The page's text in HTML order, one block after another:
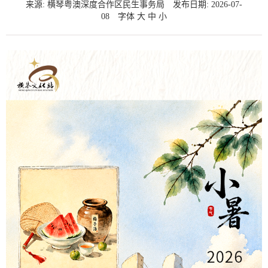
来源: 横琴粤澳深度合作区民生事务局
发布日期: 2026-07-
08
字体 大 中 小